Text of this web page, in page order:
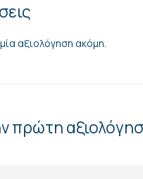
αξιολόγηση ακόμη.
πρώτη